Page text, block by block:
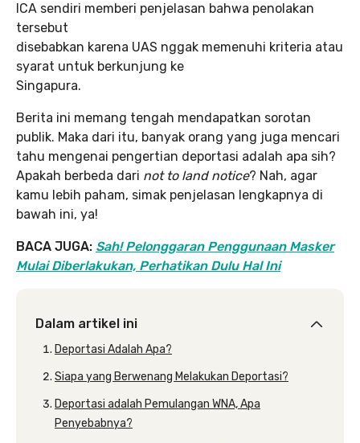
ICA sendiri memberi penjelasan bahwa penolakan
tersebut
disebabkan karena UAS nggak memenuhi kriteria atau
syarat untuk berkunjung ke
Singapura.
Berita ini memang tengah mendapatkan sorotan
publik. Maka dari itu, banyak orang yang juga mencari
tahu mengenai pengertian deportasi adalah apa sih?
Apakah berbeda dari not to land notice? Nah, agar
kamu lebih paham, simak penjelasan lengkapnya di
bawah ini, ya!
BACA JUGA: Sah! Pelonggaran Penggunaan Masker
Mulai Diberlakukan, Perhatikan Dulu Hal Ini
Dalam artikel ini
Deportasi Adalah Apa?
Siapa yang Berwenang Melakukan Deportasi?
Deportasi adalah Pemulangan WNA, Apa
Penyebabnya?